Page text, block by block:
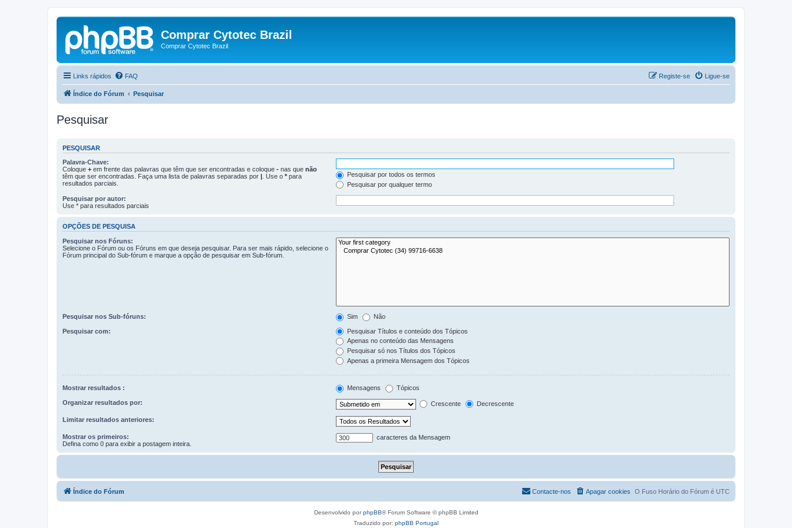
Comprar Cytotec Brazil
Comprar Cytotec Brazil
Links rápidos FAQ Ligue-se
Registe-se
Índice do Fórum Pesquisar
Pesquisar
PESQUISAR
Palavra-Chave:
Coloque + em frente das palavras que têm que ser encontradas e coloque - nas que não
têm que ser encontradas. Faça uma lista de palavras separadas por | . Use o * para
resultados parciais.
Pesquisar por todos os termos
Pesquisar por qualquer termo
Pesquisar por autor:
Use * para resultados parciais
OPÇÕES DE PESQUISA
Pesquisar nos Fóruns:
Selecione o Fórum ou os Fóruns em que deseja pesquisar. Para ser mais rápido, selecione o
Fórum principal do Sub-fórum e marque a opção de pesquisar em Sub-fórum.
Pesquisar nos Sub-fóruns: Sim Não
Pesquisar com:
Pesquisar Títulos e conteúdo dos Tópicos
Apenas no conteúdo das Mensagens
Pesquisar só nos Títulos dos Tópicos
Apenas a primeira Mensagem dos Tópicos
Mostrar resultados : Mensagens Tópicos
Organizar resultados por: Crescente Decrescente
Limitar resultados anteriores:
Mostrar os primeiros:
Defina como 0 para exibir a postagem inteira.
caracteres da Mensagem
Índice do Fórum O Fuso Horário do Fórum é UTC
Apagar cookies
Contacte-nos
Desenvolvido porphpBB® Forum Software © phpBB Limited
Traduzido por: phpBB Portugal